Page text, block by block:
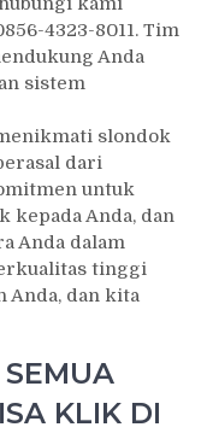
4323-8011. Tim
Anda
sistem
slondok
dari
untuk
kepada Anda, dan
Anda dalam
tinggi
Anda, dan kita
KLIK DI